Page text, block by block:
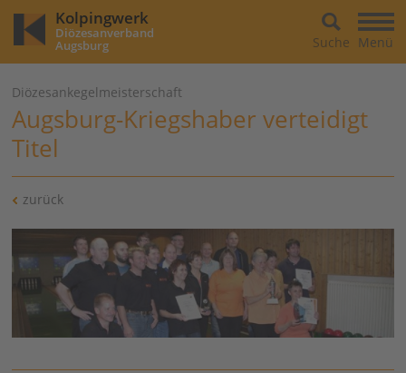
Kolpingwerk
Diözesanverband
Augsburg Menü
Suche
Diözesankegelmeisterschaft
Augsburg-Kriegshaber verteidigt
Titel
zurück